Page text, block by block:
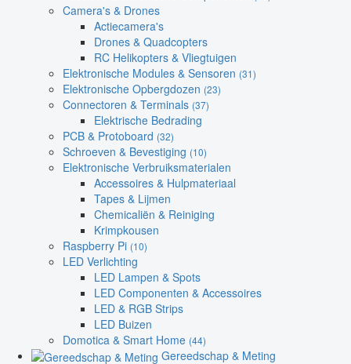
Camera's & Drones
Actiecamera's
Drones & Quadcopters
RC Helikopters & Vliegtuigen
Elektronische Modules & Sensoren (31)
Elektronische Opbergdozen (23)
Connectoren & Terminals (37)
Elektrische Bedrading
PCB & Protoboard (32)
Schroeven & Bevestiging (10)
Elektronische Verbruiksmaterialen
Accessoires & Hulpmateriaal
Tapes & Lijmen
Chemicaliën & Reiniging
Krimpkousen
Raspberry Pi (10)
LED Verlichting
LED Lampen & Spots
LED Componenten & Accessoires
LED & RGB Strips
LED Buizen
Domotica & Smart Home (44)
Gereedschap & Meting